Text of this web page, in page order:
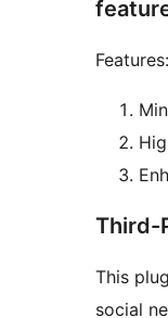
Features:
Third-
This
social